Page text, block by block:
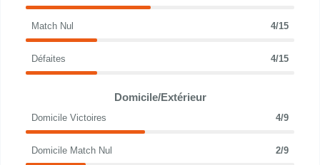
Match Nul 4/15
Défaites 4/15
Domicile/Extérieur
Domicile Victoires 4/9
Domicile Match Nul 2/9